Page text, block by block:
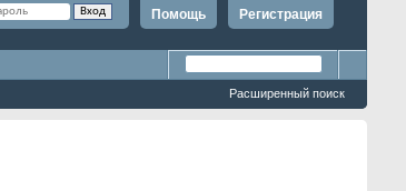
Регистрация
Помощь
Расширенный поиск